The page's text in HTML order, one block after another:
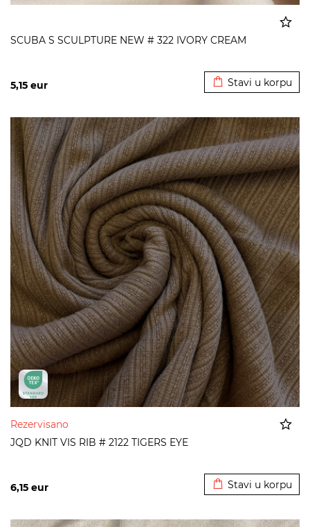
SCUBA S SCULPTURE NEW # 322 IVORY CREAM
5,15 eur Stavi u korpu
Rezervisano
JQD KNIT VIS RIB # 2122 TIGERS EYE
6,15 eur Stavi u korpu